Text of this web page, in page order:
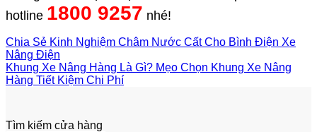
hotline 1800 9257 nhé!
Chia Sẻ Kinh Nghiệm Châm Nước Cất Cho Bình Điện Xe
Nâng Điện
Khung Xe Nâng Hàng Là Gì? Mẹo Chọn Khung Xe Nâng
Hàng Tiết Kiệm Chi Phí
Tìm kiếm cửa hàng